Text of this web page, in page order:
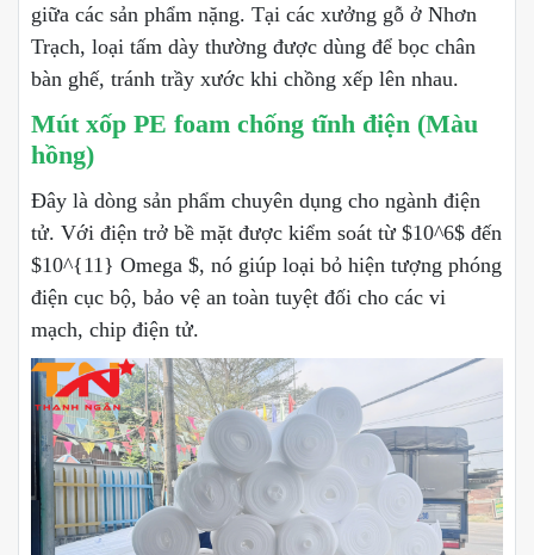
giữa các sản phẩm nặng. Tại các xưởng gỗ ở Nhơn
Trạch, loại tấm dày thường được dùng để bọc chân
bàn ghế, tránh trầy xước khi chồng xếp lên nhau.
Mút xốp PE foam chống tĩnh điện (Màu
hồng)
Đây là dòng sản phẩm chuyên dụng cho ngành điện
tử. Với điện trở bề mặt được kiểm soát từ $10^6$ đến
$10^{11} Omega $, nó giúp loại bỏ hiện tượng phóng
điện cục bộ, bảo vệ an toàn tuyệt đối cho các vi
mạch, chip điện tử.